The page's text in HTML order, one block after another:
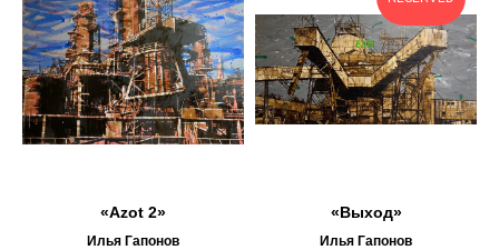
«Azot 2»
Илья Гапонов
«Выход»
Илья Гапонов